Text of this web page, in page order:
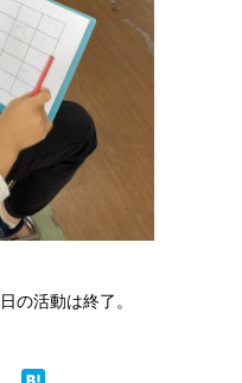
の活動は終了。